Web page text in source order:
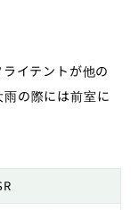
イテントが他の
の際には前室に